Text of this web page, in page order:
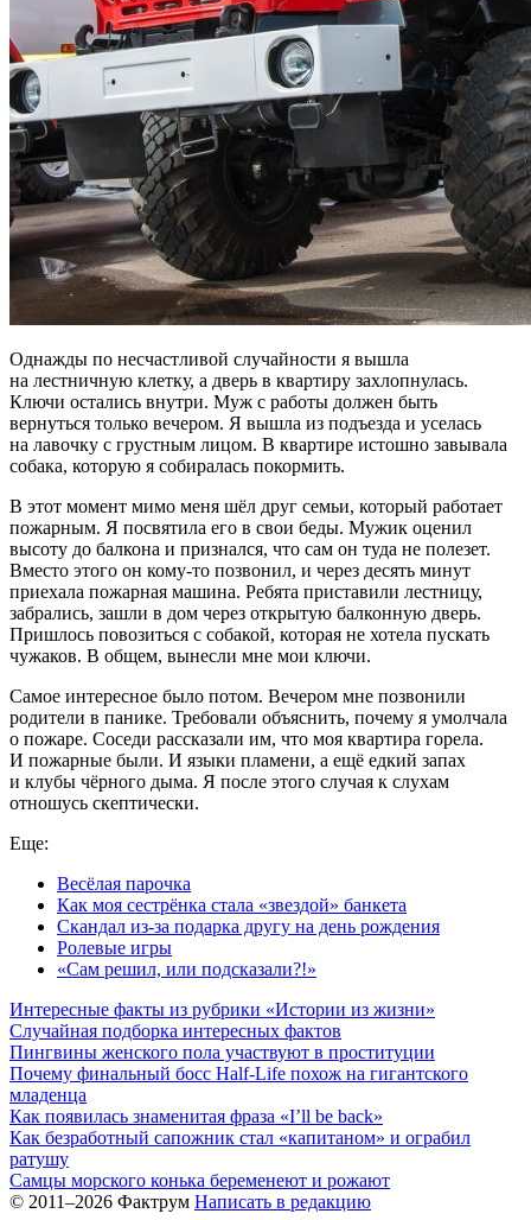
Однажды по несчастливой случайности я вышла
на лестничную клетку, а дверь в квартиру захлопнулась.
Ключи остались внутри. Муж с работы должен быть
вернуться только вечером. Я вышла из подъезда и уселась
на лавочку с грустным лицом. В квартире истошно завывала
собака, которую я собиралась покормить.
В этот момент мимо меня шёл друг семьи, который работает
пожарным. Я посвятила его в свои беды. Мужик оценил
высоту до балкона и признался, что сам он туда не полезет.
Вместо этого он кому-то позвонил, и через десять минут
приехала пожарная машина. Ребята приставили лестницу,
забрались, зашли в дом через открытую балконную дверь.
Пришлось повозиться с собакой, которая не хотела пускать
чужаков. В общем, вынесли мне мои ключи.
Самое интересное было потом. Вечером мне позвонили
родители в панике. Требовали объяснить, почему я умолчала
о пожаре. Соседи рассказали им, что моя квартира горела.
И пожарные были. И языки пламени, а ещё едкий запах
и клубы чёрного дыма. Я после этого случая к слухам
отношусь скептически.
Еще:
Весёлая парочка
Как моя сестрёнка стала «звездой» банкета
Скандал из-за подарка другу на день рождения
Ролевые игры
«Сам решил, или подсказали?!»
Интересные факты из рубрики «Истории из жизни»
Случайная подборка интересных фактов
Пингвины женского пола участвуют в проституции
Почему финальный босс Half-Life похож на гигантского
младенца
Как появилась знаменитая фраза «I’ll be back»
Как безработный сапожник стал «капитаном» и ограбил
ратушу
Самцы морского конька беременеют и рожают
© 2011–2026 Фактрум Написать в редакцию